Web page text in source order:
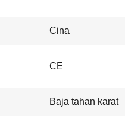
Cina
CE
Baja tahan karat